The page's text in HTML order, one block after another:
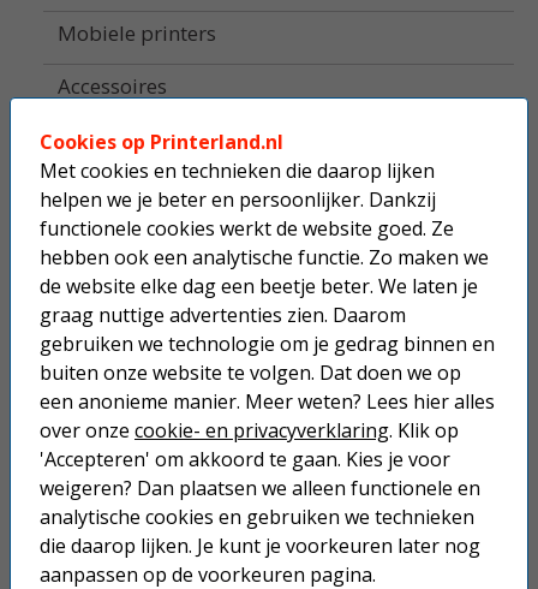
Mobiele printers
Accessoires
Supplies
Fotopapier
Home
Top 10 printers
Top 3 Inkjet printers
Top 3 Laserprinters
Service
Contact
Bestellen
Cookies op Printerland.nl
Met cookies en technieken die daarop lijken
helpen we je beter en persoonlijker. Dankzij
functionele cookies werkt de website goed. Ze
hebben ook een analytische functie. Zo maken we
de website elke dag een beetje beter. We laten je
graag nuttige advertenties zien. Daarom
gebruiken we technologie om je gedrag binnen en
buiten onze website te volgen. Dat doen we op
een anonieme manier. Meer weten? Lees hier alles
over onze cookie- en privacyverklaring. Klik op
'Accepteren' om akkoord te gaan. Kies je voor
weigeren? Dan plaatsen we alleen functionele en
analytische cookies en gebruiken we technieken
die daarop lijken. Je kunt je voorkeuren later nog
aanpassen op de voorkeuren pagina.